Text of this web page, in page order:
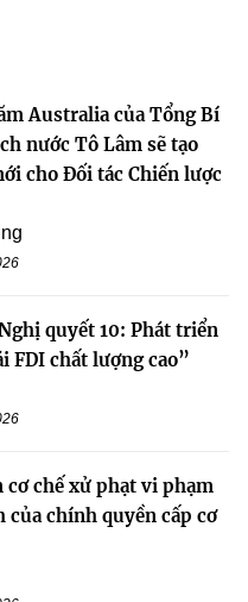
Australia của Tổng Bí
nước Tô Lâm sẽ tạo
cho Đối tác Chiến lược
quyết 10: Phát triển
FDI chất lượng cao”
cơ chế xử phạt vi phạm
của chính quyền cấp cơ